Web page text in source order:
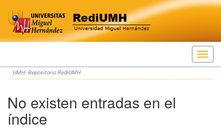
Skip
navigation
UMH: Repositorio RediUMH
No existen entradas en el
índice